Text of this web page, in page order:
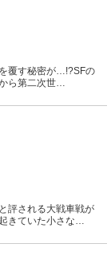
覆す秘密が…!?SFの
ら第二次世…
評される大戦車戦が
きていた小さな…